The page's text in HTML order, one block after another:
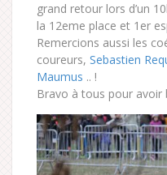
grand retour lors d’un
la 12eme place et 1er
Remercions aussi les
coureurs, Sebastien
Maumus .. !
Bravo à tous pour avoir